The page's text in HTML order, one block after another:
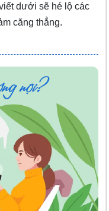
dưới sẽ hé lộ các
căng thẳng.